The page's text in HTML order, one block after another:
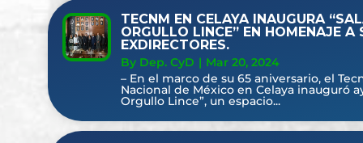
TECNM EN CELAYA INAUGURA
ORGULLO LINCE” EN HOMENAJE A
EXDIRECTORES.
By Dep. CyD | Mar 20, 2024
– En el marco de su 65 aniversario, el
Nacional de México en Celaya inauguró
Orgullo Lince”, un espacio...